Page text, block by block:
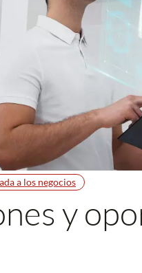
a los negocios
y